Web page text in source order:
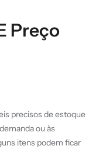
Preço
precisos de estoque
ou às
itens podem ficar